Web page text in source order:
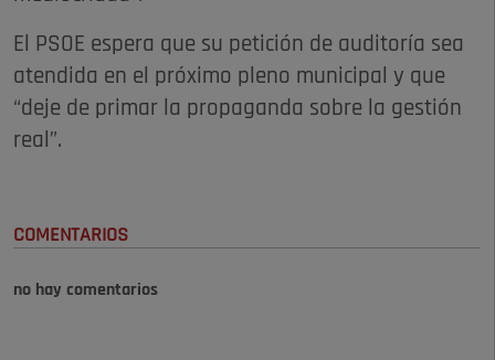
El PSOE espera que su petición de auditoría sea
atendida en el próximo pleno municipal y que
“deje de primar la propaganda sobre la gestión
real”.
COMENTARIOS
no hay comentarios